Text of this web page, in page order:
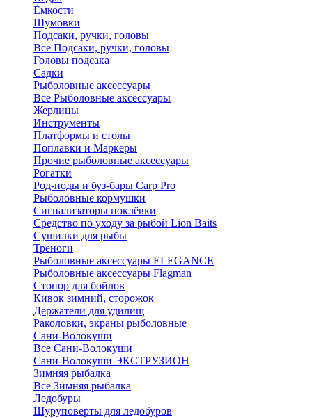
Ёмкости
Шумовки
Подсаки, ручки, головы
Все Подсаки, ручки, головы
Головы подсака
Садки
Рыболовные аксессуары
Все Рыболовные аксессуары
Жерлицы
Инструменты
Платформы и столы
Поплавки и Маркеры
Прочие рыболовные аксессуары
Рогатки
Род-поды и буз-бары Carp Pro
Рыболовные кормушки
Сигнализаторы поклёвки
Средство по уходу за рыбой Lion Baits
Сушилки для рыбы
Треноги
Рыболовные аксессуары ELEGANCE
Рыболовные аксессуары Flagman
Стопор для бойлов
Кивок зимний, сторожок
Держатели для удилищ
Раколовки, экраны рыболовные
Сани-Волокуши
Все Сани-Волокуши
Сани-Волокуши ЭКСТРУЗИОН
Зимняя рыбалка
Все Зимняя рыбалка
Ледобуры
Шуруповерты для ледобуров